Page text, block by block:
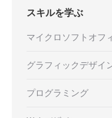
スキルを学ぶ
マイクロソフトオフ
グラフィックデザイ
プログラミング